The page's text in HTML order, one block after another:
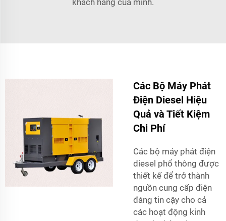
khách hàng của mình.
Các Bộ Máy Phát
Điện Diesel Hiệu
Quả và Tiết Kiệm
Chi Phí
Các bộ máy phát điện
diesel phổ thông được
thiết kế để trở thành
nguồn cung cấp điện
đáng tin cậy cho cả
các hoạt động kinh